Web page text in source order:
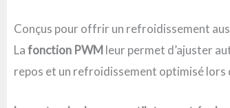
Conçus pour offrir un refroidissement
Lafonction PWMleur permet d’ajuster
repos et un refroidissement optimisé lors